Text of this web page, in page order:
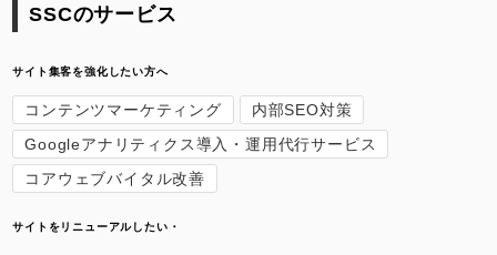
SSCのサービス
サイト集客を強化したい方へ
コンテンツマーケティング
内部SEO対策
Googleアナリティクス導入・運用代行サービス
コアウェブバイタル改善
サイトをリニューアルしたい・